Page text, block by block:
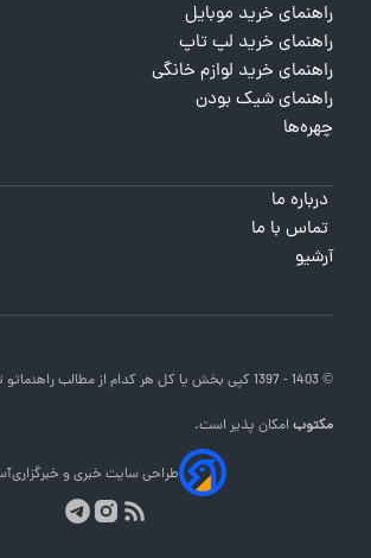
راهنمای خرید موبایل
راهنمای خرید لپ تاپ
راهنمای خرید لوازم خانگی
راهنمای شیک بودن
چهره‌ها
درباره ما
تماس با ما
آرشیو
© 1403 - 1397 کپی بخش یا کل هر کدام از مطالب راهنماتو
مکتوبامکان پذیر است.
طراحی سایت خبری و خبرگزاری